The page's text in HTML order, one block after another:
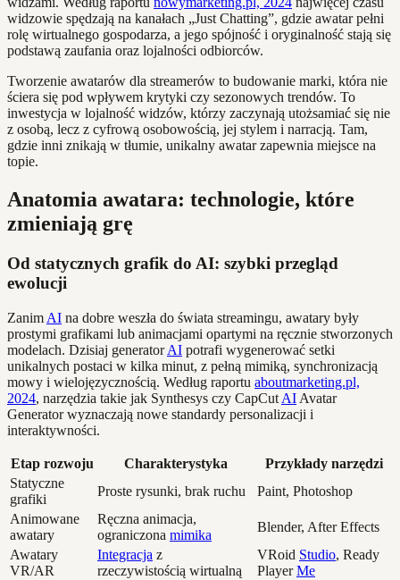
widzowie spędzają na kanałach „Just Chatting”, gdzie awatar pełni
rolę wirtualnego gospodarza, a jego spójność i oryginalność stają się
podstawą zaufania oraz lojalności odbiorców.
Tworzenie awatarów dla streamerów to budowanie marki, która nie
ściera się pod wpływem krytyki czy sezonowych trendów. To
inwestycja w lojalność widzów, którzy zaczynają utożsamiać się nie
z osobą, lecz z cyfrową osobowością, jej stylem i narracją. Tam,
gdzie inni znikają w tłumie, unikalny awatar zapewnia miejsce na
topie.
Anatomia awatara: technologie, które
zmieniają grę
Od statycznych grafik do AI: szybki przegląd
ewolucji
Zanim AI na dobre weszła do świata streamingu, awatary były
prostymi grafikami lub animacjami opartymi na ręcznie stworzonych
modelach. Dzisiaj generatorAI potrafi wygenerować setki
unikalnych postaci w kilka minut, z pełną mimiką, synchronizacją
mowy i wielojęzycznością. Według raportu aboutmarketing.pl,
2024, narzędzia takie jak Synthesys czy CapCut AI Avatar
Generator wyznaczają nowe standardy personalizacji i
interaktywności.
Etap rozwoju Charakterystyka
Przykłady narzędzi
Statyczne
grafiki
Proste rysunki, brak ruchu
Paint, Photoshop
Animowane
awatary
Ręczna animacja,
ograniczona mimika
Blender, After Effects
Awatary
VR/AR
Integracja z
rzeczywistością wirtualną
VRoid Studio, Ready
PlayerMe